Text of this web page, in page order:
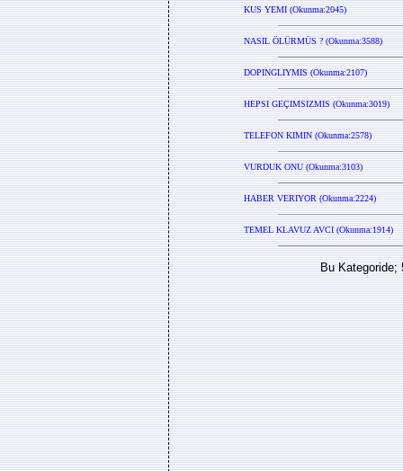
KUS YEMI (Okunma:2045)
NASIL ÖLÜRMÜS ? (Okunma:3588)
DOPINGLIYMIS (Okunma:2107)
HEPSI GEÇIMSIZMIS (Okunma:3019)
TELEFON KIMIN (Okunma:2578)
VURDUK ONU (Okunma:3103)
HABER VERIYOR (Okunma:2224)
TEMEL KLAVUZ AVCI (Okunma:1914)
Bu Kategoride;